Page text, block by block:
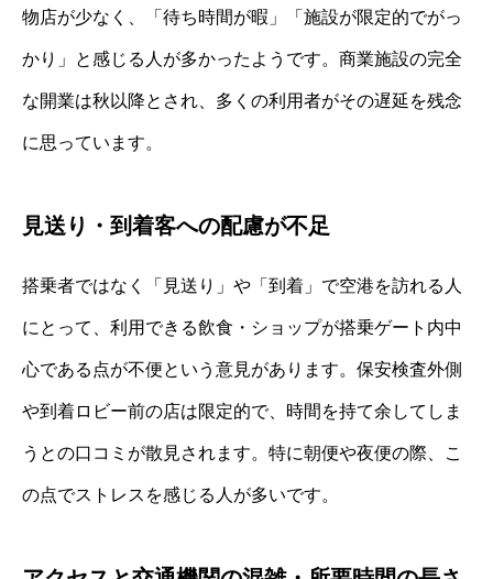
物店が少なく、「待ち時間が暇」「施設が限定的でがっ
かり」と感じる人が多かったようです。商業施設の完全
な開業は秋以降とされ、多くの利用者がその遅延を残念
に思っています。
見送り・到着客への配慮が不足
搭乗者ではなく「見送り」や「到着」で空港を訪れる人
にとって、利用できる飲食・ショップが搭乗ゲート内中
心である点が不便という意見があります。保安検査外側
や到着ロビー前の店は限定的で、時間を持て余してしま
うとの口コミが散見されます。特に朝便や夜便の際、こ
の点でストレスを感じる人が多いです。